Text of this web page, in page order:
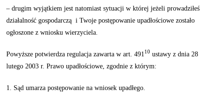
– drugim wyjątkiem jest natomiast sytuacji w której jeżeli prowadziłeś
działalność gospodarczą i Twoje postępowanie upadłościowe zostało
ogłoszone z wniosku wierzyciela.
Powyższe potwierdza regulacja zawarta w art. 491 10 ustawy z dnia 28
lutego 2003 r. Prawo upadłościowe, zgodnie z którym:
1. Sąd umarza postępowanie na wniosek upadłego.